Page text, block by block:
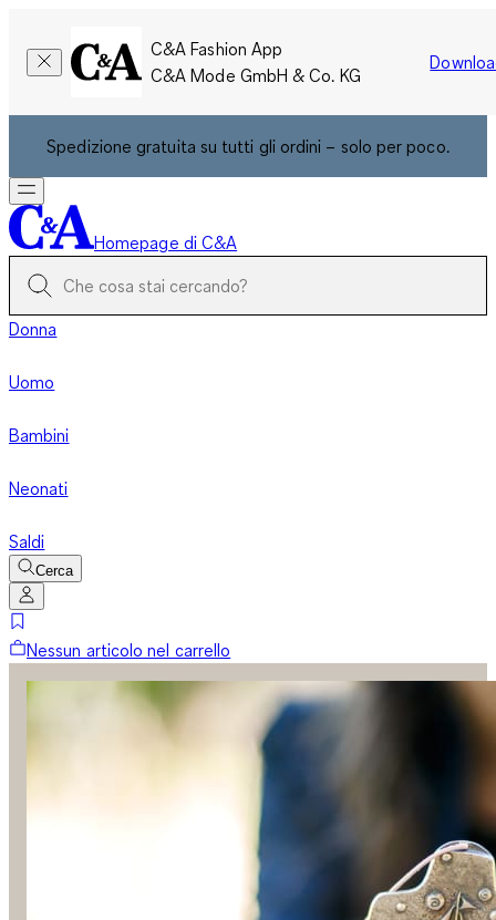
C&A Fashion App
C&A Mode GmbH & Co. KG
Spedizione gratuita su tutti gli ordini – solo per poco.
Homepage di C&A
Donna
Uomo
Bambini
Neonati
Saldi
Cerca
Nessun articolo nel carrello